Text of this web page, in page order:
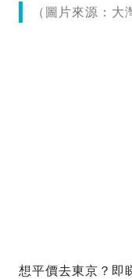
（圖片來源：大
想平價去東京？即